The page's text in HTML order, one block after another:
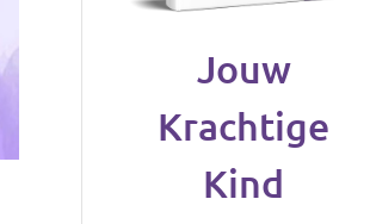
Jouw
Krachtige
Kind